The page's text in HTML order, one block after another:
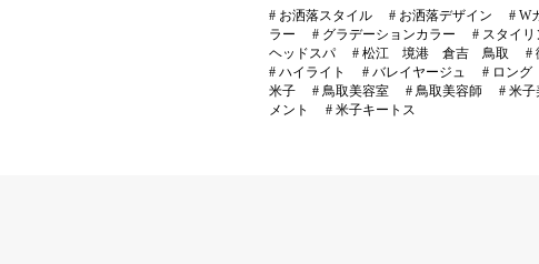
# お洒落スタイル # お洒落デザイン # W
ラー
# グラデーションカラー # スタイリ
ヘッドスパ
# 松江 境港 倉吉 鳥取 #
# ハイライト # バレイヤージュ # ロング
米子
# 鳥取美容室 # 鳥取美容師 # 米子
メント
# 米子キートス